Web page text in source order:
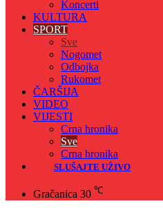
Koncerti
KULTURA
SPORT
Sve
Nogomet
Odbojka
Rukomet
ČARŠIJA
VIDEO
VIJESTI
Crna hronika
Sve
Crna hronika
SLUŠAJTE UŽIVO
Gračanica 30 ℃